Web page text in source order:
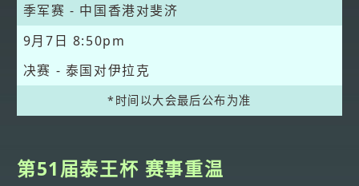
季军赛 - 中国香港对斐济
9月7日 8:50pm
决赛 - 泰国对伊拉克
*时间以大会最后公布为准
第51届泰王杯 赛事重温